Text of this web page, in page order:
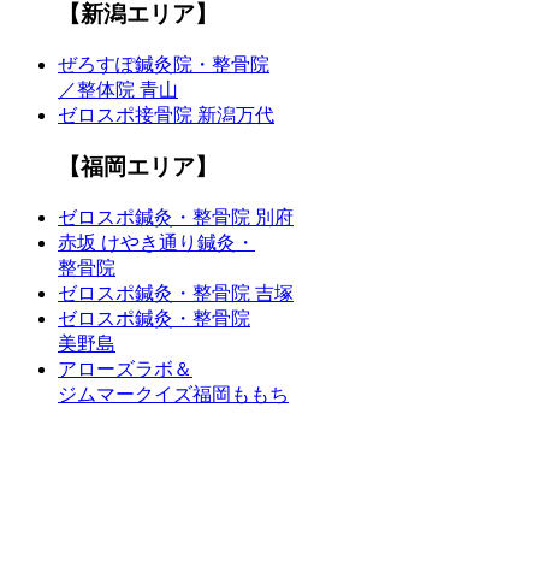
【新潟エリア】
ぜろすぽ鍼灸院・整骨院
／整体院 青山
ゼロスポ接骨院 新潟万代
【福岡エリア】
ゼロスポ鍼灸・整骨院 別府
赤坂 けやき通り鍼灸・
整骨院
ゼロスポ鍼灸・整骨院 吉塚
ゼロスポ鍼灸・整骨院
美野島
アローズラボ＆
ジムマークイズ福岡ももち